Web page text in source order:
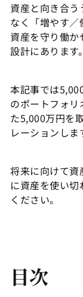
資産と向き合
なく「増やす／
資産を守り働
設計にあります。
本記事では
のポートフォリ
た5,000万円を
レーションしま
将来に向けて
に資産を使い
ください。
目次